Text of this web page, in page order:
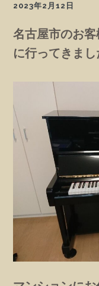
2023年2月12日
名古屋市のお
に行ってきまし